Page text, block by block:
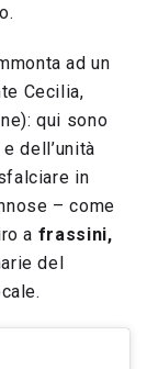
ad un
Cecilia,
qui sono
dell’unità
in
– come
a frassini,
del